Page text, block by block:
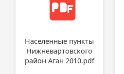
Населенные пункты
Нижневартовского
район Аган 2010.pdf